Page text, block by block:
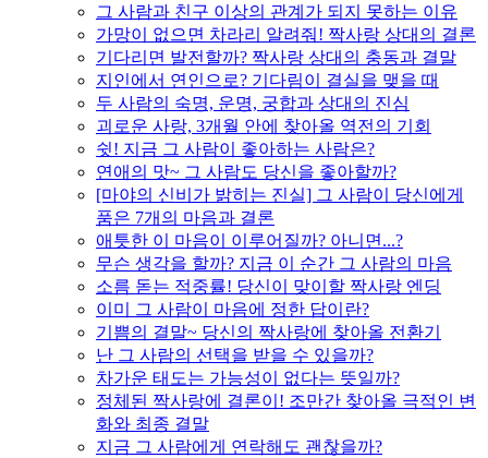
그 사람과 친구 이상의 관계가 되지 못하는 이유
가망이 없으면 차라리 알려줘! 짝사랑 상대의 결론
기다리면 발전할까? 짝사랑 상대의 충동과 결말
지인에서 연인으로? 기다림이 결실을 맺을 때
두 사람의 숙명, 운명, 궁합과 상대의 진심
괴로운 사랑, 3개월 안에 찾아올 역전의 기회
쉿! 지금 그 사람이 좋아하는 사람은?
연애의 맛~ 그 사람도 당신을 좋아할까?
[마야의 신비가 밝히는 진실] 그 사람이 당신에게
품은 7개의 마음과 결론
애틋한 이 마음이 이루어질까? 아니면...?
무슨 생각을 할까? 지금 이 순간 그 사람의 마음
소름 돋는 적중률! 당신이 맞이할 짝사랑 엔딩
이미 그 사람이 마음에 정한 답이란?
기쁨의 결말~ 당신의 짝사랑에 찾아올 전환기
난 그 사람의 선택을 받을 수 있을까?
차가운 태도는 가능성이 없다는 뜻일까?
정체된 짝사랑에 결론이! 조만간 찾아올 극적인 변
화와 최종 결말
지금 그 사람에게 연락해도 괜찮을까?